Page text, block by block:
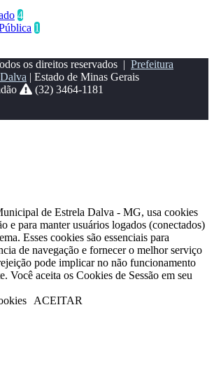
4
1
os direitos reservados | Prefeitura
| Estado de Minas Gerais
(32) 3464-1181
de Estrela Dalva - MG, usa cookies
e para manter usuários logados (conectados)
Esses cookies são essenciais para
de navegação e fornecer o melhor serviço
pode implicar no não funcionamento
Você aceita os Cookies de Sessão em seu
ACEITAR